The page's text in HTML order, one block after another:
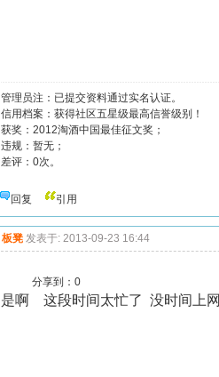
管理员注：已提交资料通过实名认证。
信用档案：获得社区五星级最高信誉级别！
获奖：2012淘酒中国最佳征文奖；
违规：暂无；
差评：0次。
回复 引用
板凳 发表于: 2013-09-23 16:44
分享到： 0
是啊 这段时间太忙了 没时间上